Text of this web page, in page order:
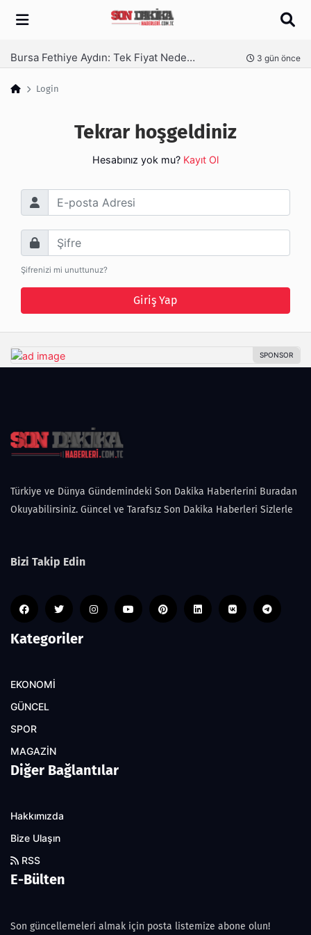
Arama
Bursa Fethiye Aydın: Tek Fiyat Neden Yetmez | Ufuksoy Nakliyat A.Ş 3 gün önce
Login
Tekrar hoşgeldiniz
Hesabınız yok mu? Kayıt Ol
E-posta Adresi
Şifre
Şifrenizi mi unuttunuz?
Giriş Yap
Türkiye ve Dünya Gündemindeki Son Dakika Haberlerini Buradan
Okuyabilirsiniz. Güncel ve Tarafsız Son Dakika Haberleri Sizlerle
Bizi Takip Edin
Kategoriler
EKONOMİ
GÜNCEL
SPOR
MAGAZİN
Diğer Bağlantılar
Hakkımızda
Bize Ulaşın
RSS
E-Bülten
Son güncellemeleri almak için posta listemize abone olun!